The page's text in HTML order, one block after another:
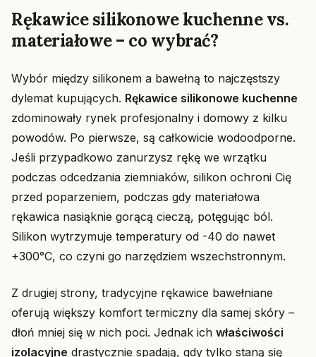
Rękawice silikonowe kuchenne vs.
materiałowe – co wybrać?
Wybór między silikonem a bawełną to najczęstszy
dylemat kupujących. Rękawice silikonowe kuchenne
zdominowały rynek profesjonalny i domowy z kilku
powodów. Po pierwsze, są całkowicie wodoodporne.
Jeśli przypadkowo zanurzysz rękę we wrzątku
podczas odcedzania ziemniaków, silikon ochroni Cię
przed poparzeniem, podczas gdy materiałowa
rękawica nasiąknie gorącą cieczą, potęgując ból.
Silikon wytrzymuje temperatury od -40 do nawet
+300°C, co czyni go narzędziem wszechstronnym.
Z drugiej strony, tradycyjne rękawice bawełniane
oferują większy komfort termiczny dla samej skóry –
dłoń mniej się w nich poci. Jednak ich właściwości
izolacyjne drastycznie spadają, gdy tylko staną się